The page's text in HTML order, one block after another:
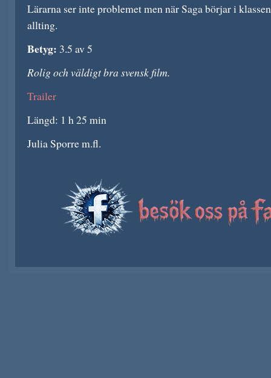
Lärarna ser inte problemet men när Saga börjar i
allting.
Betyg: 3.5 av 5
Rolig och väldigt bra svensk film.
Trailer
Längd: 1 h 25 min
Julia Sporre m.fl.